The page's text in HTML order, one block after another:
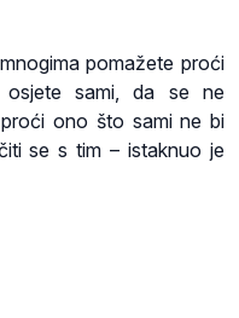
pomažete proći
sami, da se ne
ono što sami ne bi
se s tim – istaknuo je